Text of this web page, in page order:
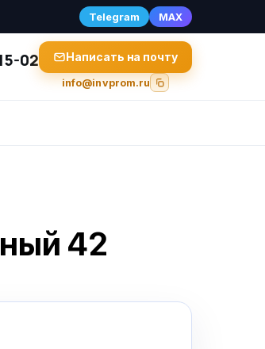
Telegram MAX
02 Написать на почту
info@invprom.ru
42